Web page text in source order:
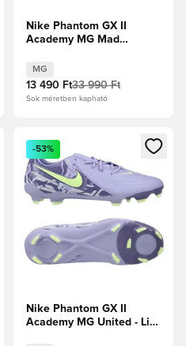
Nike Phantom GX II
Academy MG Mad
Fury/Fehér
MG
13 490 Ft33 990 Ft
Sok méretben kapható
vagy a tagként
Megnyit egy modált a
-53%
Nike Phantom GX II
Academy MG United - Lila